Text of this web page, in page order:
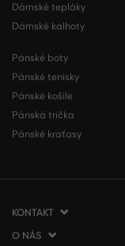
Dámské tepláky
Dámské kalhoty
Pánské boty
Pánské tenisky
Pánské košile
Pánská trička
Pánské kraťasy
KONTAKT
VERMONT Services
O NÁS